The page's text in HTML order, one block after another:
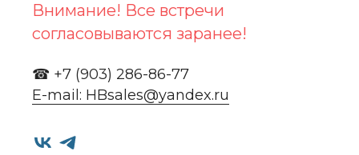
Внимание! Все встречи
согласовываются заранее!
☎ +7 (903) 286-86-77
E-mail: HBsales@yandex.ru